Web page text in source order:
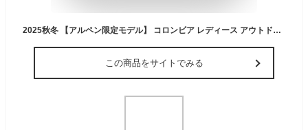
2025秋冬 【アルペン限定モデル】 コロンビア レディース アウトドアカジュアル 中綿ジャケット ウィメンズパイクレイクジャケット WR2168 Columbia
この商品をサイトでみる